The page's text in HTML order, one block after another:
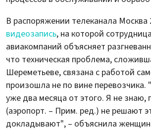
В распоряжении телеканала Москва
видеозапись, на которой
авиакомпаний объясняет
что техническая проблема,
Шереметьеве, связана с работой
произошла не по вине
уже два месяца от этого. Я не знаю,
(аэропорт. – Прим. ред.) не решают
докладывают", – объяснила